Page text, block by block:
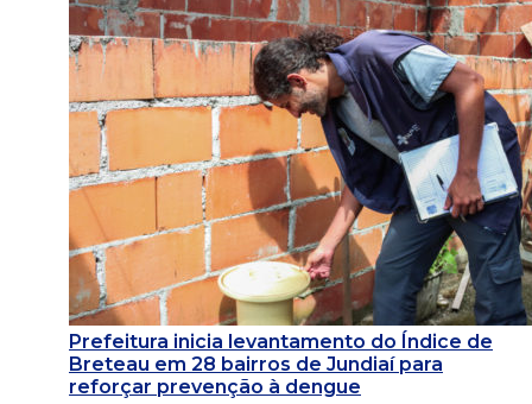
Prefeitura inicia levantamento do Índice de
Breteau em 28 bairros de Jundiaí para
reforçar prevenção à dengue